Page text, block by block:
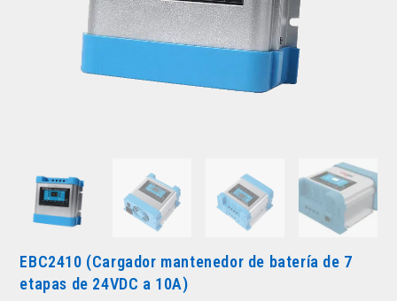
EBC2410 (Cargador mantenedor de batería de 7
etapas de 24VDC a 10A)